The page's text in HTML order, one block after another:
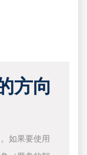
方向
如果要使用